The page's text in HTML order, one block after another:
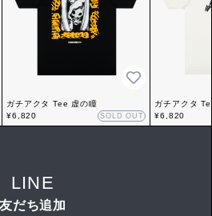
ガチアクタ Tee 虚の瞳
¥6,820
SOLD OUT
ガチアクタ
¥6,820
LINE
友だち追加